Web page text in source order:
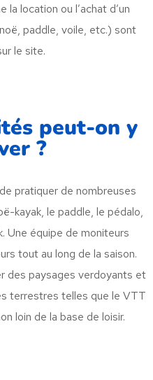
location ou l’achat d’un
paddle, voile, etc.) sont
le site.
peut-on y
?
pratiquer de nombreuses
kayak, le paddle, le pédalo,
Une équipe de moniteurs
tout au long de la saison.
des paysages verdoyants et
terrestres telles que le VTT
loin de la base de loisir.